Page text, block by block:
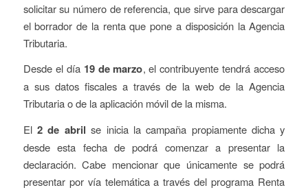
solicitar su número de referencia, que sirve para descargar
el borrador de la renta que pone a disposición la Agencia
Tributaria.
Desde el día 19 de marzo, el contribuyente tendrá acceso
a sus datos fiscales a través de la web de la Agencia
Tributaria o de la aplicación móvil de la misma.
El 2 de abril se inicia la campaña propiamente dicha y
desde esta fecha de podrá comenzar a presentar la
declaración. Cabe mencionar que únicamente se podrá
presentar por vía telemática a través del programa Renta